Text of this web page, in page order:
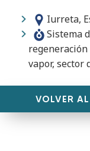
Iurreta,
Sistema
vapor, sector
VOLVER